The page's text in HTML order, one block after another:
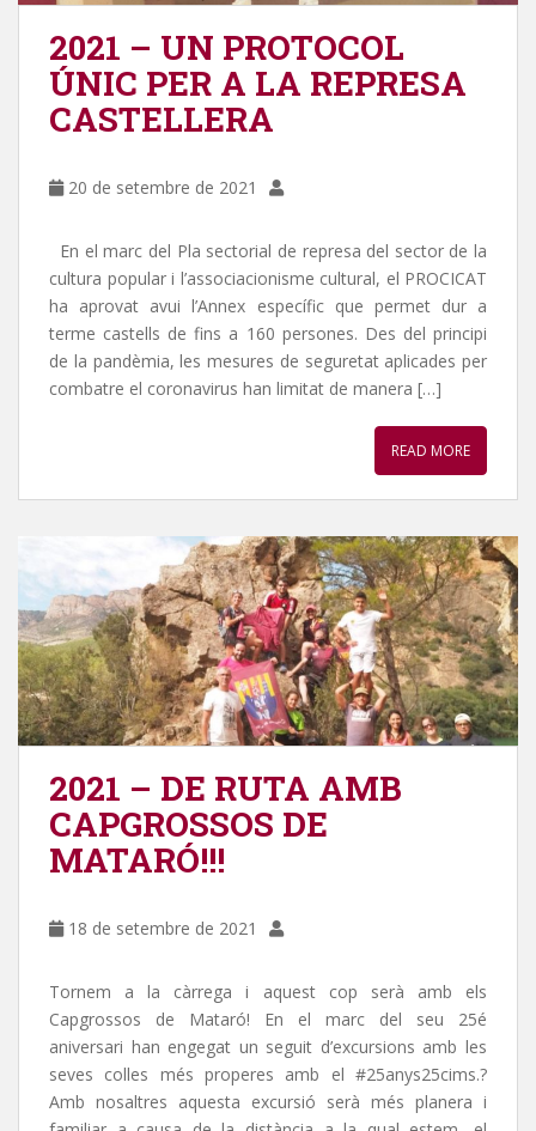
2021 – UN PROTOCOL
ÚNIC PER A LA REPRESA
CASTELLERA
20 de setembre de 2021
En el marc del Pla sectorial de represa del sector de la
cultura popular i l’associacionisme cultural, el PROCICAT
ha aprovat avui l’Annex específic que permet dur a
terme castells de fins a 160 persones. Des del principi
de la pandèmia, les mesures de seguretat aplicades per
combatre el coronavirus han limitat de manera […]
READ MORE
2021 – DE RUTA AMB
CAPGROSSOS DE
MATARÓ!!!
18 de setembre de 2021
Tornem a la càrrega i aquest cop serà amb els
Capgrossos de Mataró! En el marc del seu 25é
aniversari han engegat un seguit d’excursions amb les
seves colles més properes amb el #25anys25cims.?️
Amb nosaltres aquesta excursió serà més planera i